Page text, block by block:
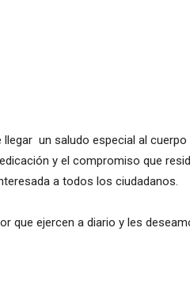
llegar un saludo especial al
y el compromiso que
a todos los ciudadanos.
que ejercen a diario y les